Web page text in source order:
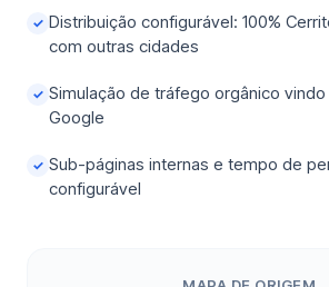
✓ Distribuição configurável: 100%
com outras cidades
✓ Simulação de tráfego orgânico
Google
✓ Sub-páginas internas e tempo de
configurável